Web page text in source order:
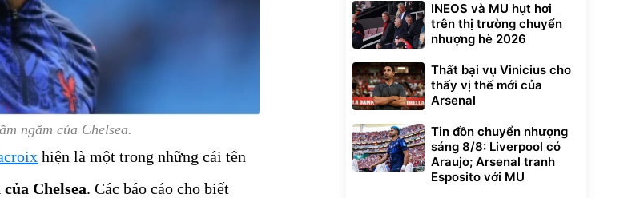
ngắm của Chelsea.
hiện là một trong những cái tên
Chelsea. Các báo cáo cho biết
INEOS và MU hụt hơi
trên thị trường chuyển
nhượng hè 2026
Thất bại vụ Vinicius cho
thấy vị thế mới của
Arsenal
Tin đồn chuyển nhượng
sáng 8/8: Liverpool có
Araujo; Arsenal tranh
Esposito với MU